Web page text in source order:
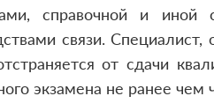
справочной и иной
связи. Специалист,
от сдачи
экзамена не ранее чем